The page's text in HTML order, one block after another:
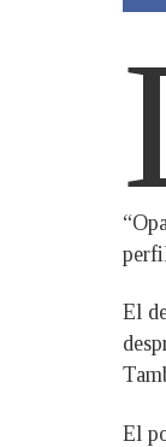
El
El